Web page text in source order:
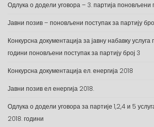
Одлука о додели уговора – 3. партија поновљени
Јавни позив – поновљени поступак за партију
Конкурсна документација за јавну набавку
години поновљени поступак за партију број 3
Конкурсна документација ел. енергија 2018
Јавни позив ел енергија 2018.
Одлука о додели уговора за партије 1,2,4 и 5
2018. години